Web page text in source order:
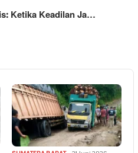
Ketika Keadilan Ja…